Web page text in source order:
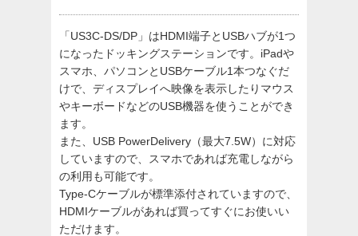
「US3C-DS/DP」はHDMI端子とUSBハブが1つ
になったドッキングステーションです。iPadや
スマホ、パソコンとUSBケーブル1本つなぐだ
けで、ディスプレイへ映像を表示したりマウス
やキーボードなどのUSB機器を使うことができ
ます。
また、USB PowerDelivery（最大7.5W）に対応
していますので、スマホであれば充電しながら
の利用も可能です。
Type-Cケーブルが標準添付されていますので、
HDMIケーブルがあれば買ってすぐにお使いい
ただけます。